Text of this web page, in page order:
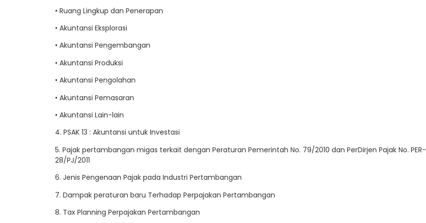
• Ruang Lingkup dan Penerapan
• Akuntansi Eksplorasi
• Akuntansi Pengembangan
• Akuntansi Produksi
• Akuntansi Pengolahan
• Akuntansi Pemasaran
• Akuntansi Lain-lain
4. PSAK 13 : Akuntansi untuk Investasi
5. Pajak pertambangan migas terkait dengan Peraturan Pemerintah No. 79/2010 dan PerDirjen Pajak No. PER-
28/PJ/2011
6. Jenis Pengenaan Pajak pada Industri Pertambangan
7. Dampak peraturan baru Terhadap Perpajakan Pertambangan
8. Tax Planning Perpajakan Pertambangan